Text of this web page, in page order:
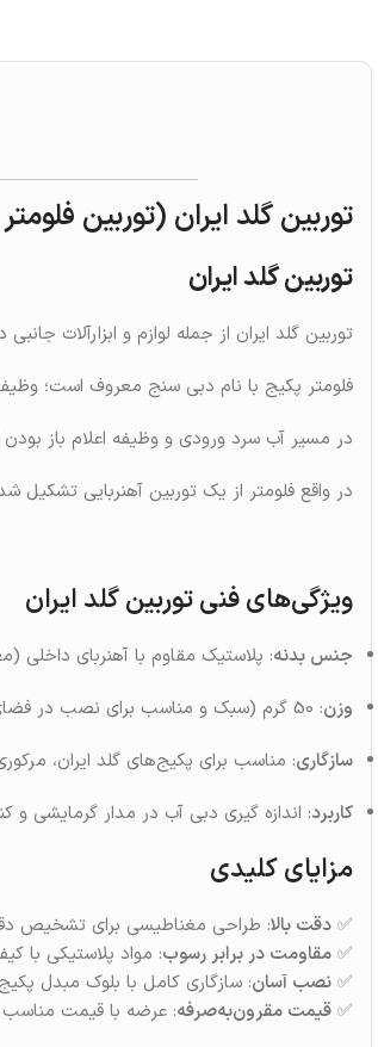
توربین گلد ایران (توربین
توربین گلد ایران
توربین گلد ایران از جمله لوازم و ابزارآلات
فلومتر پکیج با نام دبی سنج معروف است؛
در مسیر آب سرد ورودی و وظیفه اعلام باز بودن
در واقع فلومتر از یک توربین آهنربایی تشکیل
ویژگی‌های فنی توربین گلد ایران
جنس بدنه: پلاستیک مقاوم با آهنربای داخلی
وزن: 50 گرم (سبک و مناسب برای نصب در فضای محدود پکیج) .
سازگاری: مناسب برای پکیج‌های گلد ایران،
کاربرد: اندازه‌ گیری دبی آب در مدار گرمایشی و
مزایای کلیدی
✅ دقت بالا: طراحی مغناطیسی برای تشخیص
✅ مقاومت در برابر رسوب: مواد پلاستیکی با
✅ نصب آسان: سازگاری کامل با بلوک مبدل
✅ قیمت مقرون‌به‌صرفه: عرضه با قیمت مناسب